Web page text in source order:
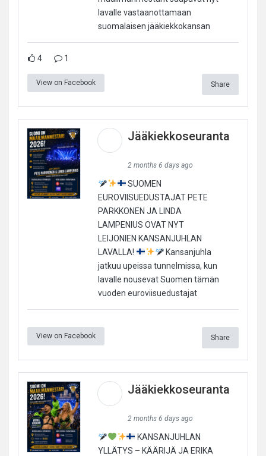
lavalle vastaanottamaan
suomalaisen jääkiekkokansan
4 1
View on Facebook Share
Jääkiekkoseuranta
2 months 6 days ago
SUOMEN
EUROVIISUEDUSTAJAT PETE
PARKKONEN JA LINDA
LAMPENIUS OVAT NYT
LEIJONIEN KANSANJUHLAN
LAVALLA!
Kansanjuhla
jatkuu upeissa tunnelmissa, kun
lavalle nousevat Suomen tämän
vuoden euroviisuedustajat
View on Facebook Share
Jääkiekkoseuranta
2 months 6 days ago
KANSANJUHLAN
YLLÄTYS – KÄÄRIJÄ JA ERIKA